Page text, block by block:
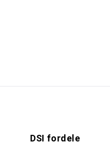
DSI fordele